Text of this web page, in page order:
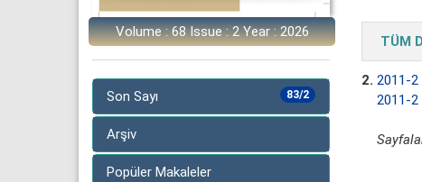
Volume : 68 Issue : 2 Year : 2026
83/2
Son Sayı
Arşiv
Popüler Makaleler
TÜM
2. 2011-2
2011-2